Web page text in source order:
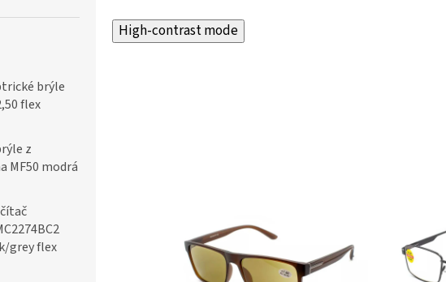
brýle
flex
z
MF50 modrá
grey flex
High-contrast mode